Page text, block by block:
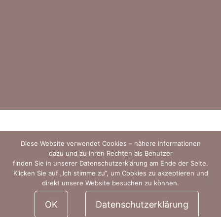
Impressum | Datenschutz
Diese Website verwendet Cookies – nähere Informationen
dazu und zu Ihren Rechten als Benutzer
finden Sie in unserer Datenschutzerklärung am Ende der Seite.
Klicken Sie auf „Ich stimme zu“, um Cookies zu akzeptieren und
direkt unsere Website besuchen zu können.
OK Datenschutzerklärung